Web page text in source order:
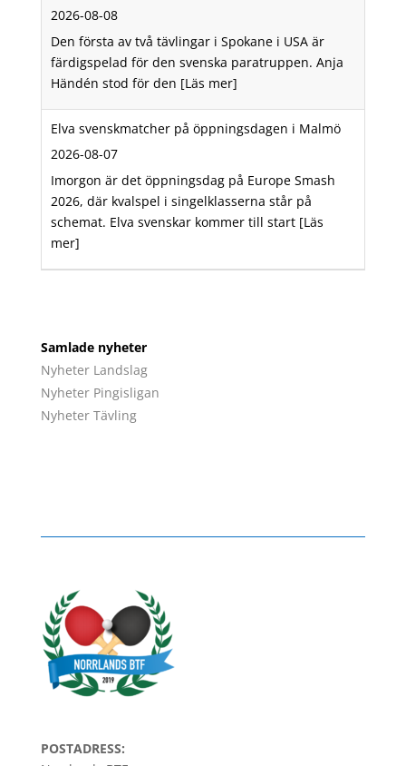
2026-08-08
Den första av två tävlingar i Spokane i USA är
färdigspelad för den svenska paratruppen. Anja
Händén stod för den [Läs mer]
Elva svenskmatcher på öppningsdagen i Malmö
2026-08-07
Imorgon är det öppningsdag på Europe Smash
2026, där kvalspel i singelklasserna står på
schemat. Elva svenskar kommer till start [Läs
mer]
Samlade nyheter
Nyheter Landslag
Nyheter Pingisligan
Nyheter Tävling
POSTADRESS: